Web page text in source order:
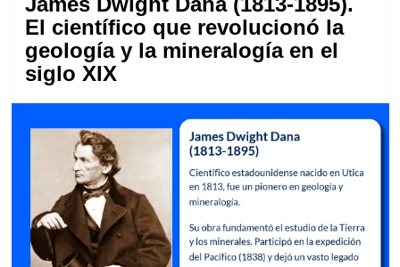
El científico que revolucionó la
geología y la mineralogía en el
siglo XIX